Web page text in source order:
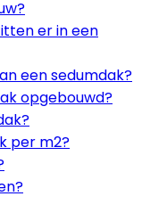
er in een
een sedumdak?
opgebouwd?
per m2?